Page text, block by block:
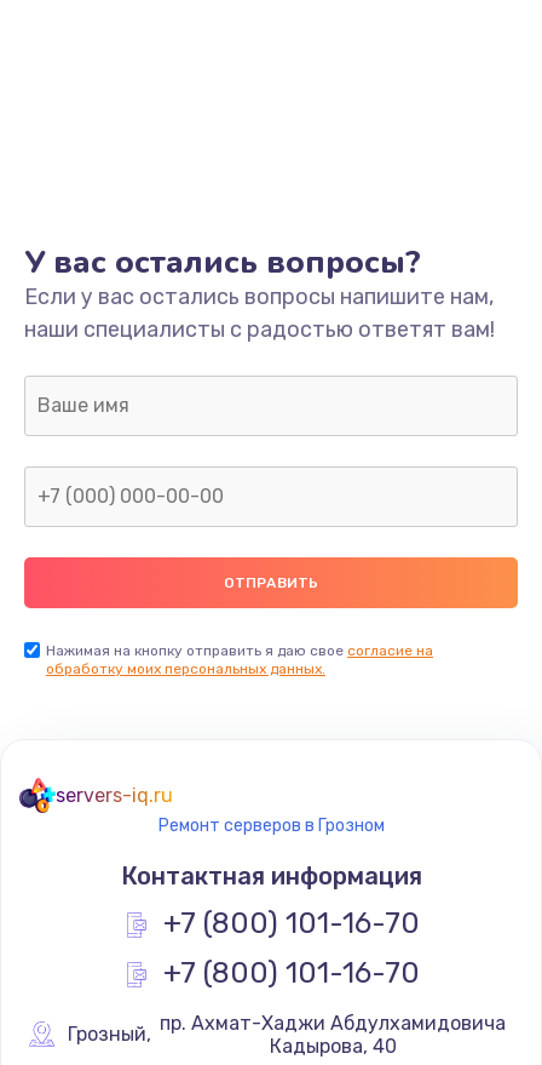
Замена/Pемонт карбюратора
1300 руб.
Заказать
Ремонт капиллярной трубки
400 руб.
Заказать
Замена термостата
1200 руб.
Заказать
Замена реле
Заказать
У вас остались вопросы?
Если у вас остались вопросы напишите нам,
наши специалисты с радостью ответят вам!
Нажимая на кнопку отправить я даю свое согласие на
обработку моих персональных данных.
servers-iq.ru
Ремонт серверов в Грозном
Контактная информация
+7 (800) 101-16-70
+7 (800) 101-16-70
Грозный,
Кадырова, 40